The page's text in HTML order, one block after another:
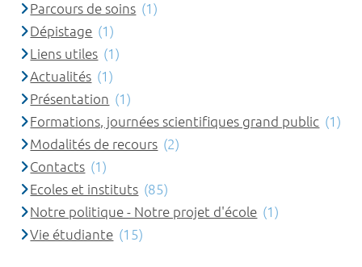
Parcours de soins (1)
Dépistage (1)
Liens utiles (1)
Actualités (1)
Présentation (1)
Formations, journées scientifiques grand public (1)
Modalités de recours (2)
Contacts (1)
Ecoles et instituts (85)
Notre politique - Notre projet d'école (1)
Vie étudiante (15)